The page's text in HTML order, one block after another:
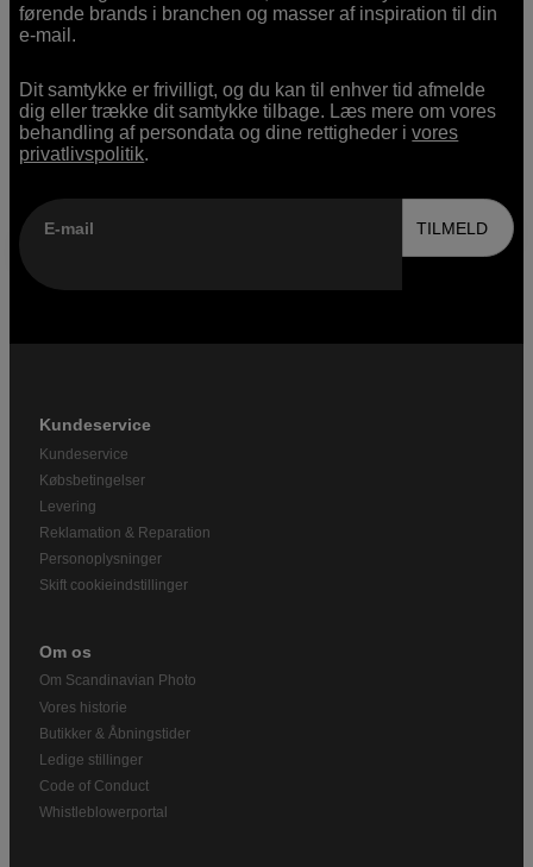
førende brands i branchen og masser af inspiration til din
e-mail.
Dit samtykke er frivilligt, og du kan til enhver tid afmelde
dig eller trække dit samtykke tilbage. Læs mere om vores
behandling af persondata og dine rettigheder ivores
privatlivspolitik.
E-mail TILMELD
Kundeservice
Kundeservice
Købsbetingelser
Levering
Reklamation & Reparation
Personoplysninger
Skift cookieindstillinger
Om os
Om Scandinavian Photo
Vores historie
Butikker & Åbningstider
Ledige stillinger
Code of Conduct
Whistleblowerportal